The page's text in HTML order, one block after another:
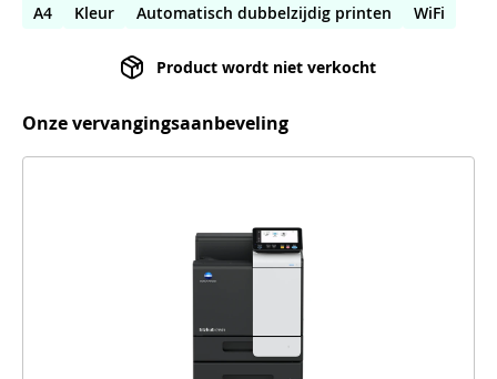
A4
Kleur Automatisch dubbelzijdig printen WiFi
Product wordt niet verkocht
Onze vervangingsaanbeveling